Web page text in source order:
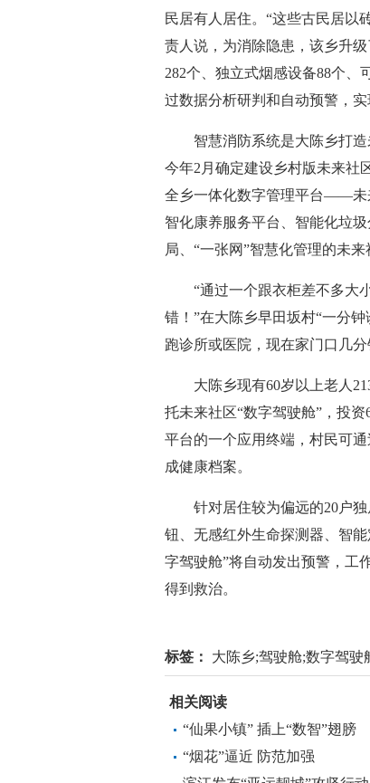
民居有人居住。“这些古民居以
责人说，为消除隐患，该乡升
282个、独立式烟感设备88个、
过数据分析研判和自动预警，
智慧消防系统是大陈乡打造
今年2月确定建设乡村版未来社
全乡一体化数字管理平台——未
智化康养服务平台、智能化垃
局、“一张网”智慧化管理的未来
“通过一个跟衣柜差不多大小
错！”在大陈乡早田坂村“一分
跑诊所或医院，现在家门口几
大陈乡现有60岁以上老人
托未来社区“数字驾驶舱”，投
平台的一个应用终端，村民可
成健康档案。
针对居住较为偏远的20户独
钮、无感红外生命探测器、智
字驾驶舱”将自动发出预警，工
得到救治。
标签： 大陈乡;驾驶舱;数字驾驶
相关阅读
“仙果小镇” 插上“数智”翅膀
“烟花”逼近 防范加强